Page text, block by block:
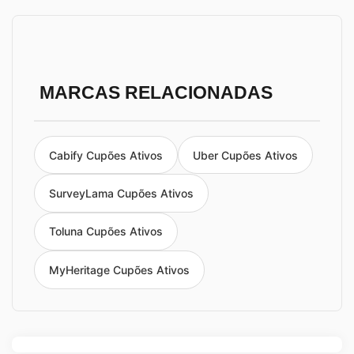
MARCAS RELACIONADAS
Cabify Cupões Ativos Uber Cupões Ativos
SurveyLama Cupões Ativos
Toluna Cupões Ativos
MyHeritage Cupões Ativos